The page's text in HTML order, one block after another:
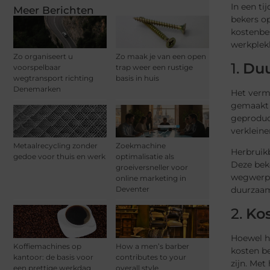
Meer Berichten
Zo organiseert u
voorspelbaar
wegtransport richting
Denemarken
Zo maak je van een open
trap weer een rustige
basis in huis
Metaalrecycling zonder
gedoe voor thuis en werk
Zoekmachine
optimalisatie als
groeiversneller voor
online marketing in
Deventer
Koffiemachines op
kantoor: de basis voor
een prettige werkdag
How a men’s barber
contributes to your
overall style
In een
bekers
1.
Het
Deze
2.
Hoewel
kosten
zijn. Met